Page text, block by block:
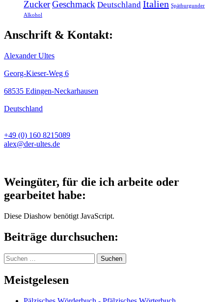
ZuckerGeschmack Deutschland Italien Spätburgunder
Alkohol
Anschrift & Kontakt:
Alexander Ultes
Georg-Kieser-Weg 6
68535 Edingen-Neckarhausen
Deutschland
+49 (0) 160 8215089
alex@der-ultes.de
Weingüter, für die ich arbeite oder
gearbeitet habe:
Diese Diashow benötigt JavaScript.
Beiträge durchsuchen:
Suchen
nach:
Meistgelesen